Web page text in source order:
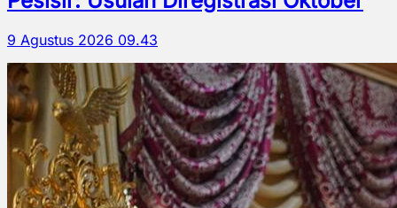
9 Agustus 2026 09.43